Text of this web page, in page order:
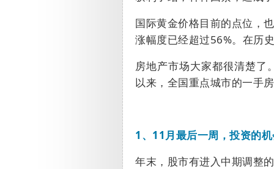
国际黄金价格目前的点位，
涨幅度已经超过56%。在历
房地产市场大家都很清楚了
以来，全国重点城市的一手
1 、 11 月最后一周，投资的
年末，股市有进入中期调整